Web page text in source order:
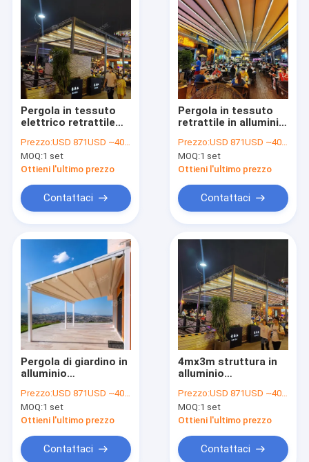
Prodotti
Video
Di noi
Visita alla fabbrica
Notizie
Parla adesso.
Pergola in tessuto
elettrico retrattile
chiuso
Prezzo:USD 871USD ~4000USD or more based on the sizes
MOQ:1 set
Ottieni l'ultimo prezzo
Contattaci
Pergola in tessuto
retrattile in alluminio
pergola in patio a
ombra regolabile
Prezzo:USD 871USD ~4000USD or more based on the sizes
MOQ:1 set
Ottieni l'ultimo prezzo
Contattaci
Pergola di giardino in
alluminio
tetto pieghevole e
luci a LED
Prezzo:USD 871USD ~4000USD or more based on the sizes
MOQ:1 set
Ottieni l'ultimo prezzo
Contattaci
4mx3m struttura in
alluminio
con telone a
controllo remoto in
tessuto PVC
Prezzo:USD 871USD ~4000USD or more based on the sizes
MOQ:1 set
Ottieni l'ultimo prezzo
Contattaci